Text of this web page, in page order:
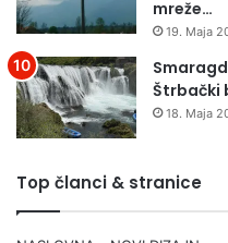
mreže…
19. Maja
Štrbački
18. Maja
Top članci & stranice